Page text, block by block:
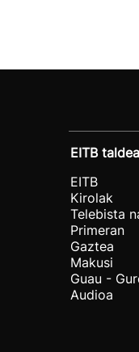
EITB taldea
EITB
Kirolak
Telebista
Primeran
Gaztea
Makusi
Guau -
Audioa